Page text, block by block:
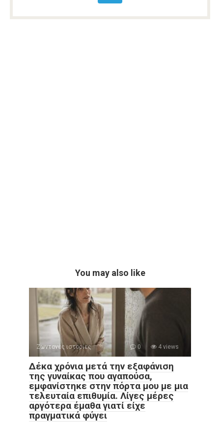
You may also like
Ζωντανές ιστορίες 0 4 views
Δέκα χρόνια μετά την εξαφάνιση
της γυναίκας που αγαπούσα,
εμφανίστηκε στην πόρτα μου με μια
τελευταία επιθυμία. Λίγες μέρες
αργότερα έμαθα γιατί είχε
πραγματικά φύγει